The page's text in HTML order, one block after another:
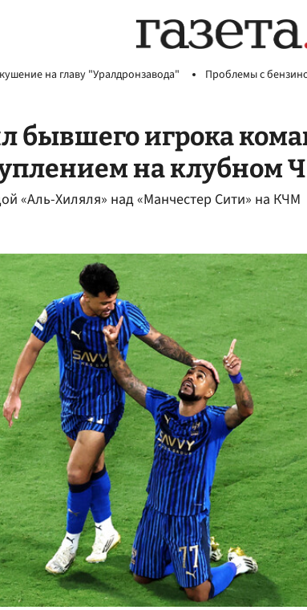
на главу "Уралдронзавода" Проблемы с
бывшего игрока
на клубном
«Аль-Хиляля» над «Манчестер Сити» на КЧМ